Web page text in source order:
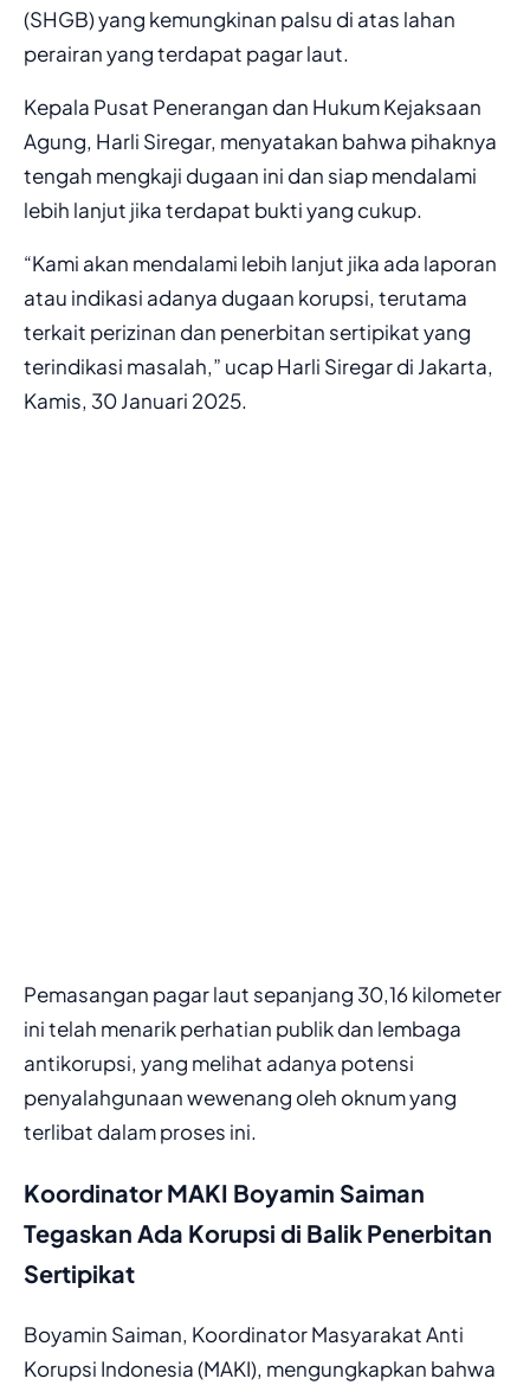
(SHGB) yang kemungkinan palsu di atas lahan
perairan yang terdapat pagar laut.
Kepala Pusat Penerangan dan Hukum Kejaksaan
Agung, Harli Siregar, menyatakan bahwa pihaknya
tengah mengkaji dugaan ini dan siap mendalami
lebih lanjut jika terdapat bukti yang cukup.
“Kami akan mendalami lebih lanjut jika ada laporan
atau indikasi adanya dugaan korupsi, terutama
terkait perizinan dan penerbitan sertipikat yang
terindikasi masalah,” ucap Harli Siregar di Jakarta,
Kamis, 30 Januari 2025.
Pemasangan pagar laut sepanjang 30,16 kilometer
ini telah menarik perhatian publik dan lembaga
antikorupsi, yang melihat adanya potensi
penyalahgunaan wewenang oleh oknum yang
terlibat dalam proses ini.
Koordinator MAKI Boyamin Saiman
Tegaskan Ada Korupsi di Balik Penerbitan
Sertipikat
Boyamin Saiman, Koordinator Masyarakat Anti
Korupsi Indonesia (MAKI), mengungkapkan bahwa